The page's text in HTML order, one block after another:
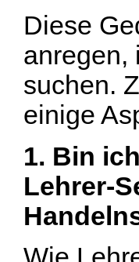
Diese
anregen,
suchen.
einige
1. Bin
Lehrer-